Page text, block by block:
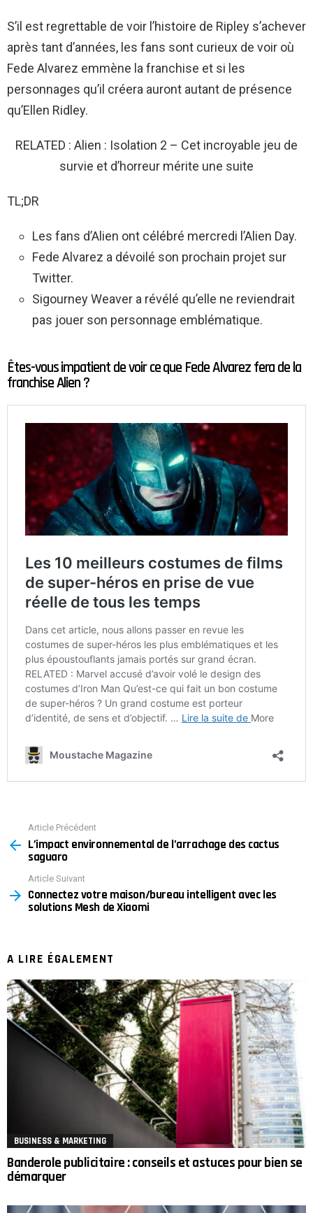
S’il est regrettable de voir l’histoire de Ripley s’achever
après tant d’années, les fans sont curieux de voir où
Fede Alvarez emmène la franchise et si les
personnages qu’il créera auront autant de présence
qu’Ellen Ridley.
RELATED : Alien : Isolation 2 – Cet incroyable jeu de
survie et d’horreur mérite une suite
TL;DR
Les fans d’Alien ont célébré mercredi l’Alien Day.
Fede Alvarez a dévoilé son prochain projet sur
Twitter.
Sigourney Weaver a révélé qu’elle ne reviendrait
pas jouer son personnage emblématique.
Êtes-vous impatient de voir ce que Fede Alvarez fera de la
franchise Alien ?
more
Article Précédent
L’impact environnemental de l’arrachage des cactus
saguaro
Article Suivant
Connectez votre maison/bureau intelligent avec les
solutions Mesh de Xiaomi
A LIRE ÉGALEMENT
BUSINESS & MARKETING
Banderole publicitaire : conseils et astuces pour bien se
démarquer